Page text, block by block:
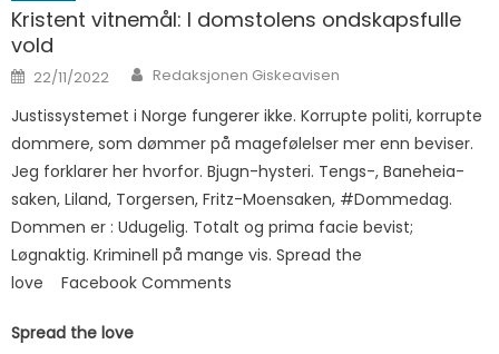
Kristent vitnemål: I domstolens ondskapsfulle
vold
Posted on
22/11/2022 Author
Redaksjonen Giskeavisen
Justissystemet i Norge fungerer ikke. Korrupte politi, korrupte
dommere, som dømmer på magefølelser mer enn beviser.
Jeg forklarer her hvorfor. Bjugn-hysteri. Tengs-, Baneheia-
saken, Liland, Torgersen, Fritz-Moensaken, #Dommedag.
Dommen er : Udugelig. Totalt og prima facie bevist;
Løgnaktig. Kriminell på mange vis. Spread the
love Facebook Comments
Spread the love